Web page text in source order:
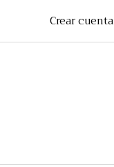
Crear cuenta